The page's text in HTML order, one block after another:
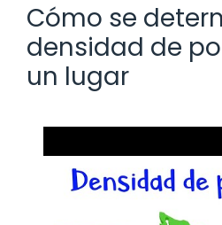
Cómo se
densidad de
un lugar